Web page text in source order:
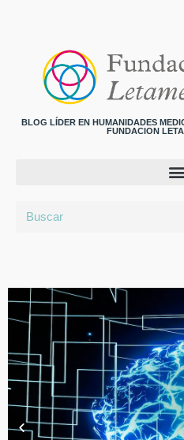
BLOG LÍDER EN HUMANIDADES
FUNDACION